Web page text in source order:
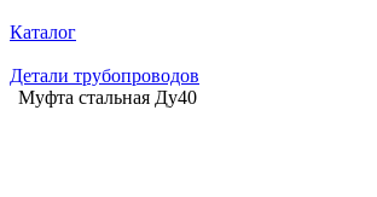
Каталог
Детали трубопроводов
Муфта стальная Ду40